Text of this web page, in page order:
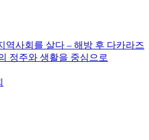
역사회를 살다 – 해방 후 다카라즈
정주와 생활을 중심으로